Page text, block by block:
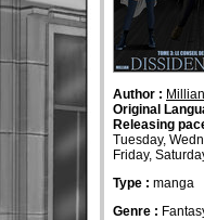
Author : Millian
Original
Releasing
Tuesday,
Friday,
Type : manga
Genre :